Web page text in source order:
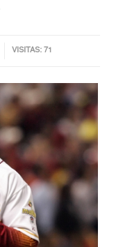
VISITAS: 71